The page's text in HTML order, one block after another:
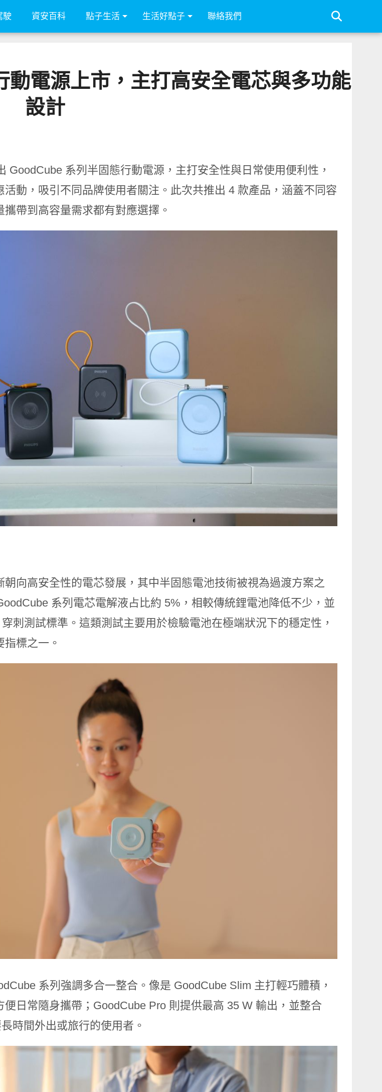
駛 資安百科 點子生活 生活好點子 聯絡我們
電源上市，主打高安全電芯與多功能
設計
GoodCube 系列半固態行動電源，主打安全性與日常使用便利性，
活動，吸引不同品牌使用者關注。此次共推出 4 款產品，涵蓋不同容
帶到高容量需求都有對應選擇。
朝向高安全性的電芯發展，其中半固態電池技術被視為過渡方案之
系列電芯電解液占比約 5%，相較傳統鋰電池降低不少，並
刺測試標準。這類測試主要用於檢驗電池在極端狀況下的穩定性，
標之一。
系列強調多合一整合。像是 GoodCube Slim 主打輕巧體積，
便日常隨身攜帶；GoodCube Pro 則提供最高 35 W 輸出，並整合
時間外出或旅行的使用者。